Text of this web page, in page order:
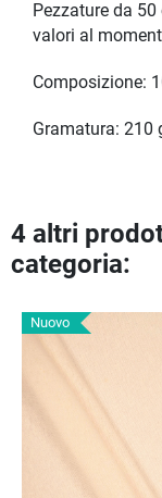
Pezzature da
valori al
Composizione:
Gramatura: 210
4 altri
categoria:
Nuovo